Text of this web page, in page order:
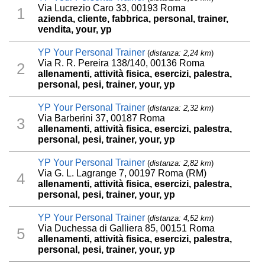
1
Via Lucrezio Caro 33, 00193 Roma
azienda, cliente, fabbrica, personal, trainer,
vendita, your, yp
2
YP Your Personal Trainer (distanza: 2,24 km)
Via R. R. Pereira 138/140, 00136 Roma
allenamenti, attività fisica, esercizi, palestra,
personal, pesi, trainer, your, yp
3
YP Your Personal Trainer (distanza: 2,32 km)
Via Barberini 37, 00187 Roma
allenamenti, attività fisica, esercizi, palestra,
personal, pesi, trainer, your, yp
4
YP Your Personal Trainer (distanza: 2,82 km)
Via G. L. Lagrange 7, 00197 Roma (RM)
allenamenti, attività fisica, esercizi, palestra,
personal, pesi, trainer, your, yp
5
YP Your Personal Trainer (distanza: 4,52 km)
Via Duchessa di Galliera 85, 00151 Roma
allenamenti, attività fisica, esercizi, palestra,
personal, pesi, trainer, your, yp